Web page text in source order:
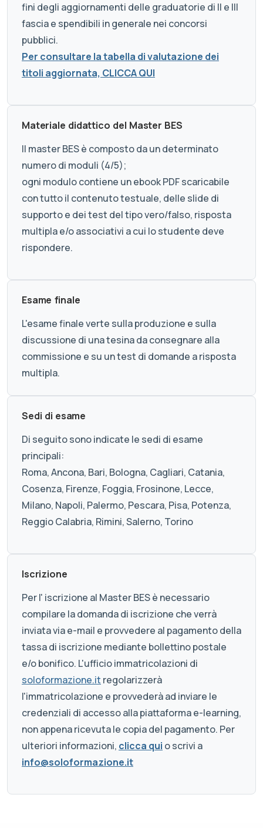
fini degli aggiornamenti delle graduatorie di II e III
fascia e spendibili in generale nei concorsi
pubblici.
Per consultare la tabella di valutazione dei
titoli aggiornata, CLICCA QUI
Materiale didattico del Master BES
Il master BES è composto da un determinato
numero di moduli (4/5);
ogni modulo contiene un ebook PDF scaricabile
con tutto il contenuto testuale, delle slide di
supporto e dei test del tipo vero/falso, risposta
multipla e/o associativi a cui lo studente deve
rispondere.
Esame finale
L'esame finale verte sulla produzione e sulla
discussione di una tesina da consegnare alla
commissione e su un test di domande a risposta
multipla.
Sedi di esame
Di seguito sono indicate le sedi di esame
principali:
Roma, Ancona, Bari, Bologna, Cagliari, Catania,
Cosenza, Firenze, Foggia, Frosinone, Lecce,
Milano, Napoli, Palermo, Pescara, Pisa, Potenza,
Reggio Calabria, Rimini, Salerno, Torino
Iscrizione
Per l' iscrizione al Master BES è necessario
compilare la domanda di iscrizione che verrà
inviata via e-mail e provvedere al pagamento della
tassa di iscrizione mediante bollettino postale
e/o bonifico. L'ufficio immatricolazioni di
soloformazione.it regolarizzerà
l'immatricolazione e provvederà ad inviare le
credenziali di accesso alla piattaforma e-learning,
non appena ricevuta le copia del pagamento. Per
ulteriori informazioni, clicca qui o scrivi a
info@soloformazione.it